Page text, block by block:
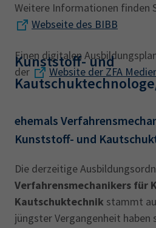
Weitere Informationen finden
Webseite des BIBB
Einen digitalen
der
Website der ZFA
Kunststoff- und
ehemals
Kunststoff- und
Die derzeitige
Verfahrensmechanikers für
Kautschuktechnik stammt
jüngster Vergangenheit haben